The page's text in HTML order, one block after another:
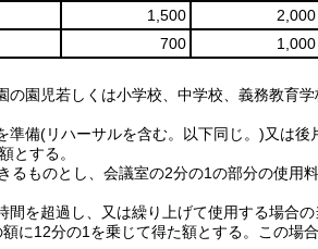
1,500 2,000
700 1,000
園児若しくは小学校、中学校、義務教育
備(リハーサルを含む。以下同じ。)又は
とする。
ものとし、会議室の2分の1の部分の使用
を超過し、又は繰り上げて使用する場合
に12分の1を乗じて得た額とする。この場